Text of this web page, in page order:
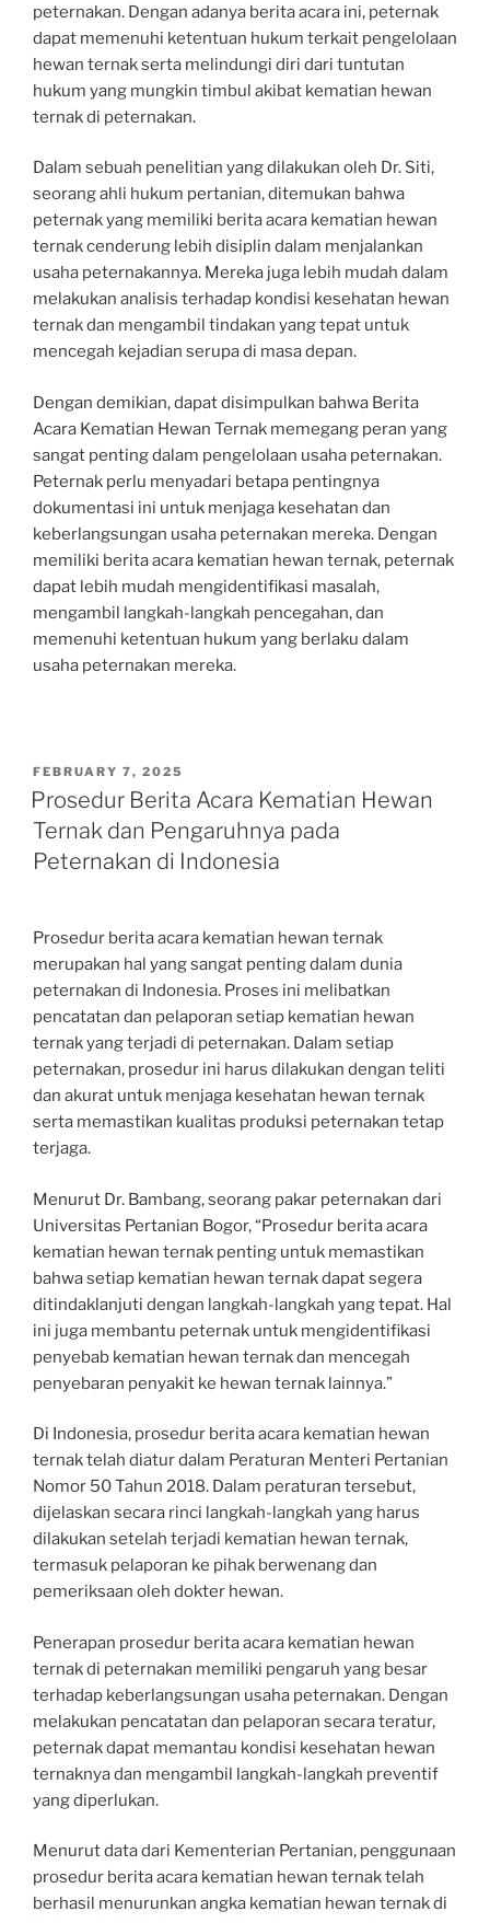
peternakan. Dengan adanya berita acara ini, peternak
dapat memenuhi ketentuan hukum terkait pengelolaan
hewan ternak serta melindungi diri dari tuntutan
hukum yang mungkin timbul akibat kematian hewan
ternak di peternakan.
Dalam sebuah penelitian yang dilakukan oleh Dr. Siti,
seorang ahli hukum pertanian, ditemukan bahwa
peternak yang memiliki berita acara kematian hewan
ternak cenderung lebih disiplin dalam menjalankan
usaha peternakannya. Mereka juga lebih mudah dalam
melakukan analisis terhadap kondisi kesehatan hewan
ternak dan mengambil tindakan yang tepat untuk
mencegah kejadian serupa di masa depan.
Dengan demikian, dapat disimpulkan bahwa Berita
Acara Kematian Hewan Ternak memegang peran yang
sangat penting dalam pengelolaan usaha peternakan.
Peternak perlu menyadari betapa pentingnya
dokumentasi ini untuk menjaga kesehatan dan
keberlangsungan usaha peternakan mereka. Dengan
memiliki berita acara kematian hewan ternak, peternak
dapat lebih mudah mengidentifikasi masalah,
mengambil langkah-langkah pencegahan, dan
memenuhi ketentuan hukum yang berlaku dalam
usaha peternakan mereka.
POSTED
ON
FEBRUARY 7, 2025
Prosedur Berita Acara Kematian Hewan
Ternak dan Pengaruhnya pada
Peternakan di Indonesia
Prosedur berita acara kematian hewan ternak
merupakan hal yang sangat penting dalam dunia
peternakan di Indonesia. Proses ini melibatkan
pencatatan dan pelaporan setiap kematian hewan
ternak yang terjadi di peternakan. Dalam setiap
peternakan, prosedur ini harus dilakukan dengan teliti
dan akurat untuk menjaga kesehatan hewan ternak
serta memastikan kualitas produksi peternakan tetap
terjaga.
Menurut Dr. Bambang, seorang pakar peternakan dari
Universitas Pertanian Bogor, “Prosedur berita acara
kematian hewan ternak penting untuk memastikan
bahwa setiap kematian hewan ternak dapat segera
ditindaklanjuti dengan langkah-langkah yang tepat. Hal
ini juga membantu peternak untuk mengidentifikasi
penyebab kematian hewan ternak dan mencegah
penyebaran penyakit ke hewan ternak lainnya.”
Di Indonesia, prosedur berita acara kematian hewan
ternak telah diatur dalam Peraturan Menteri Pertanian
Nomor 50 Tahun 2018. Dalam peraturan tersebut,
dijelaskan secara rinci langkah-langkah yang harus
dilakukan setelah terjadi kematian hewan ternak,
termasuk pelaporan ke pihak berwenang dan
pemeriksaan oleh dokter hewan.
Penerapan prosedur berita acara kematian hewan
ternak di peternakan memiliki pengaruh yang besar
terhadap keberlangsungan usaha peternakan. Dengan
melakukan pencatatan dan pelaporan secara teratur,
peternak dapat memantau kondisi kesehatan hewan
ternaknya dan mengambil langkah-langkah preventif
yang diperlukan.
Menurut data dari Kementerian Pertanian, penggunaan
prosedur berita acara kematian hewan ternak telah
berhasil menurunkan angka kematian hewan ternak di